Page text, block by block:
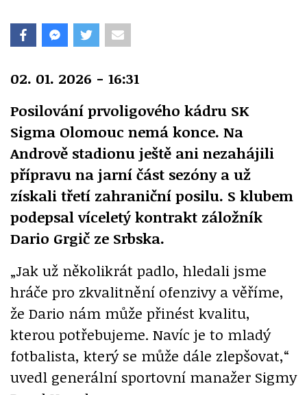
02. 01. 2026 - 16:31
Posilování prvoligového kádru SK
Sigma Olomouc nemá konce. Na
Andrově stadionu ještě ani nezahájili
přípravu na jarní část sezóny a už
získali třetí zahraniční posilu. S klubem
podepsal víceletý kontrakt záložník
Dario Grgič ze Srbska.
„Jak už několikrát padlo, hledali jsme
hráče pro zkvalitnění ofenzivy a věříme,
že Dario nám může přinést kvalitu,
kterou potřebujeme. Navíc je to mladý
fotbalista, který se může dále zlepšovat,“
uvedl generální sportovní manažer Sigmy